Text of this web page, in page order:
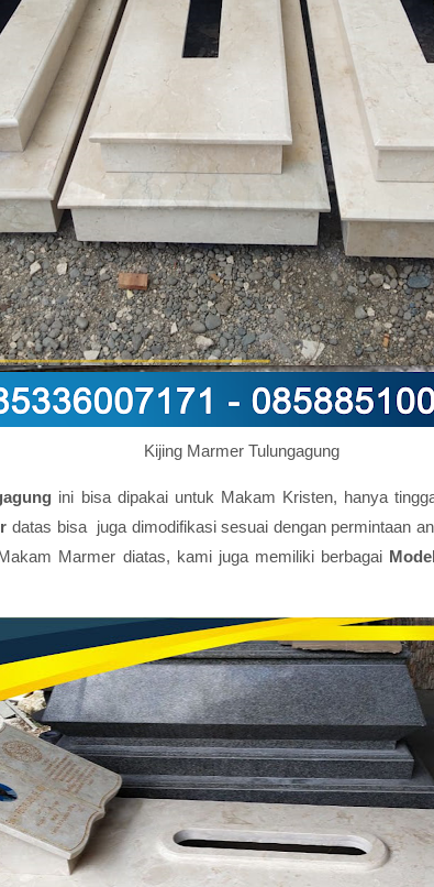
Kijing Marmer Tulungagung
ini bisa dipakai untuk Makam Kristen, hanya
datas bisa juga dimodifikasi sesuai dengan permintaan
Marmer diatas, kami juga memiliki berbagai